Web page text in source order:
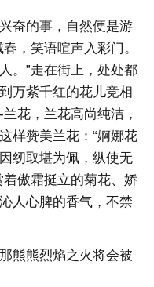
奋的事，自然便是游
，笑语喧声入彩门。
。”走在街上，处处都
万紫千红的花儿竞相
花，兰花高尚纯洁，
样赞美兰花：“婀娜花
纫取堪为佩，纵使无
着傲霜挺立的菊花、娇
人心脾的香气，不禁
熊熊烈焰之火将会被